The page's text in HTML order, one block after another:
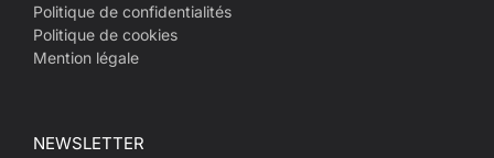
Politique de confidentialités
Politique de cookies
Mention légale
NEWSLETTER